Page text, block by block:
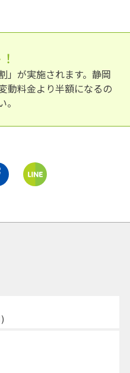
」が実施されます。静岡
動料金より半額になるの